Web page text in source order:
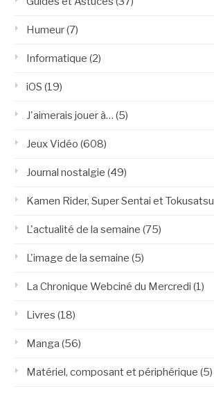
Humeur(7)
Informatique (2)
iOS (19)
J'aimerais jouer à… (5)
Jeux Vidéo (608)
Journal nostalgie (49)
Kamen Rider, Super Sentai et Tokusatsu
L'actualité de la semaine (75)
L'image de la semaine (5)
La Chronique Webciné du Mercredi (1)
Livres (18)
Manga (56)
Matériel, composant et périphérique (5)